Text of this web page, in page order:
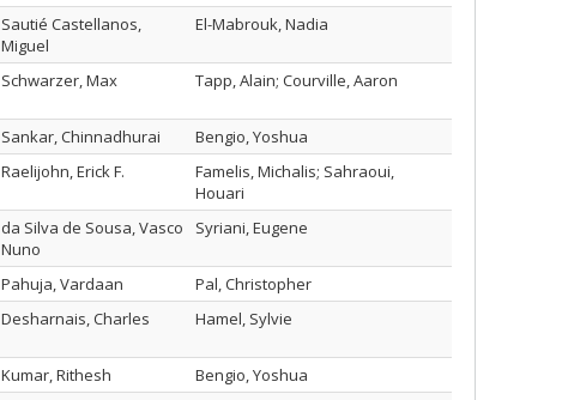
Sautié Castellanos,
Miguel
El-Mabrouk, Nadia
Schwarzer, Max Tapp, Alain; Courville, Aaron
Sankar, Chinnadhurai
Bengio, Yoshua
Raelijohn, Erick F.
Famelis, Michalis; Sahraoui,
Houari
da Silva de Sousa, Vasco
Nuno
Syriani, Eugene
Pahuja, Vardaan
Pal, Christopher
Desharnais, Charles Hamel, Sylvie
Kumar, Rithesh
Bengio, Yoshua